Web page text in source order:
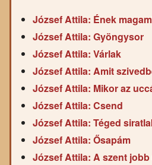
József Attila: Ének
József Attila: Gyöngysor
József Attila: Várlak
József Attila: Amit
József Attila: Mikor az
József Attila: Csend
József Attila: Téged
József Attila: Ősapám
József Attila: A szent